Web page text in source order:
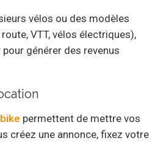
vélos ou des modèles
VTT, vélos électriques),
générer des revenus
permettent de mettre vos
créez une annonce, fixez votre